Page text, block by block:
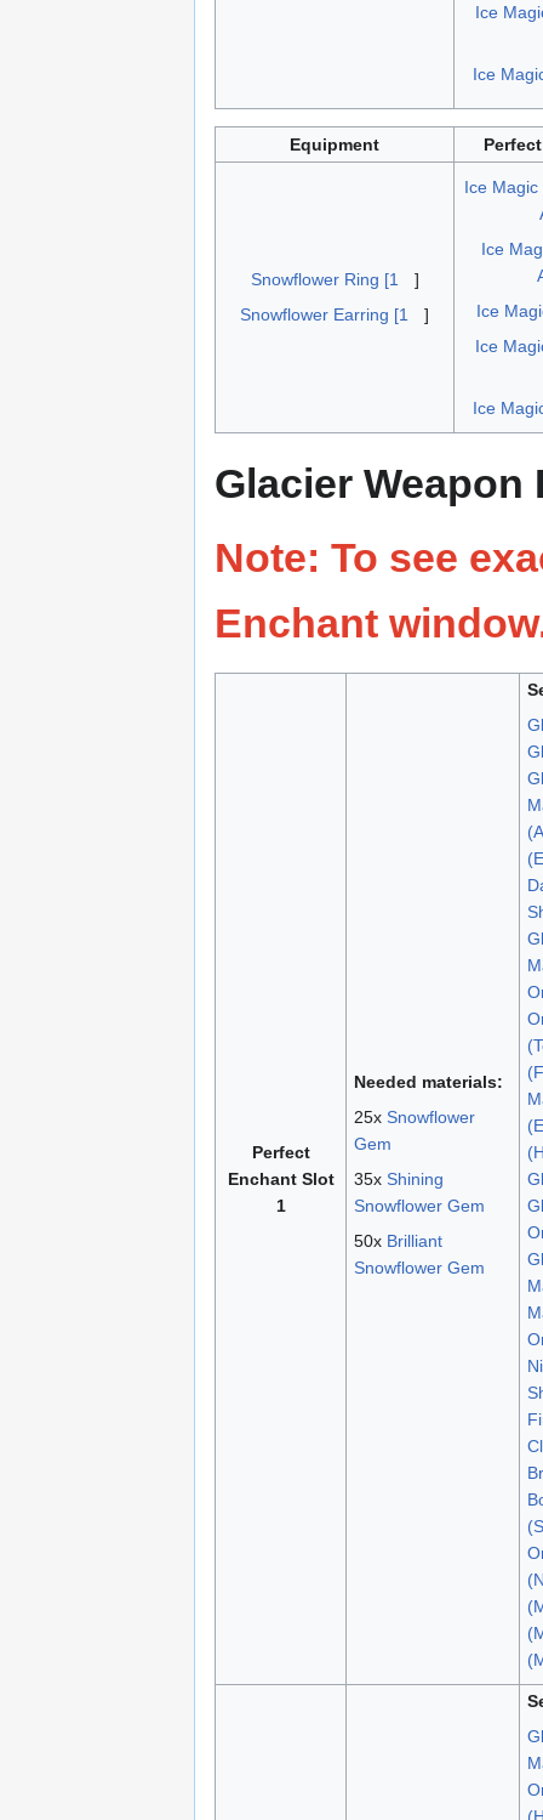
Ice
Ice
Equipment
Snowflower Ring [1
]
Snowflower Earring [1
]
Ice Magic
Ice
Ice
Ice
Ice
Glacier Weapon
Note: To see
Enchant
Perfect
Enchant Slot
1
Needed materials:
25x Snowflower
Gem
35x Shining
Snowflower Gem
50x Brilliant
Snowflower Gem